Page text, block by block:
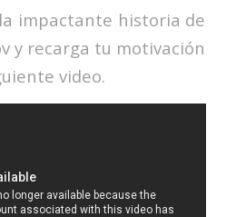
impactante historia de
y recarga tu motivación
video.